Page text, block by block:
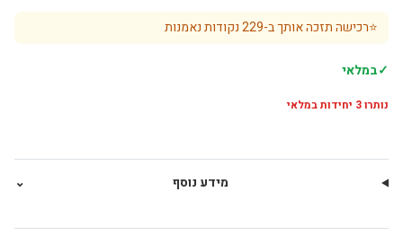
⭐רכישה תזכה אותך ב-229נקודות נאמנות
✓במלאי
נותרו3 יחידות במלאי
מידע נוסף ⌄